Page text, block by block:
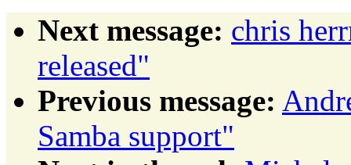
Next message: chris
released"
Previous message:
Samba support"